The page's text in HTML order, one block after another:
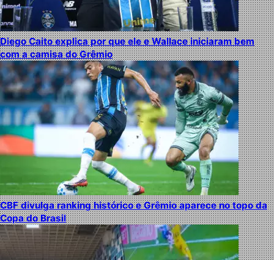
Diego Caito explica por que ele e Wallace iniciaram bem
com a camisa do Grêmio
CBF divulga ranking histórico e Grêmio aparece no topo da
Copa do Brasil